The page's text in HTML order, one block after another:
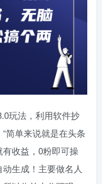
玩法，利用软件抄
简单来说就是在头条
收益，0粉即可操
生成！主要做名人